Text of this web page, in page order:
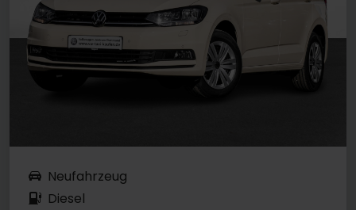
Neufahrzeug
Diesel